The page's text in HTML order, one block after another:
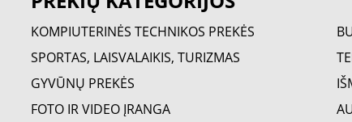
KOMPIUTERINĖS TECHNIKOS PREKĖS
SPORTAS, LAISVALAIKIS, TURIZMAS
GYVŪNŲ PREKĖS
FOTO IR VIDEO ĮRANGA